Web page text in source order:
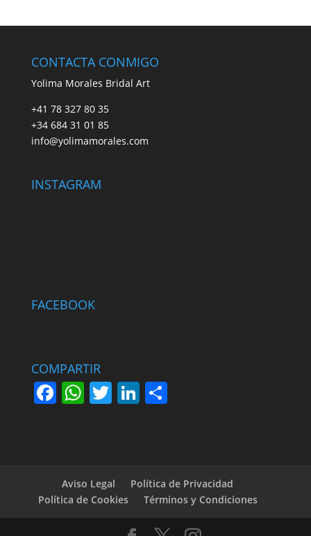
CONTACTA CONMIGO
Yolima Morales Bridal Art
+41 78 327 80 35
+34 684 31 01 85
info@yolimamorales.com
INSTAGRAM
FACEBOOK
COMPARTIR
F
b
o
W
A
p
T Li
dI
n
S
Aviso Legal
Política de Privacidad
Política de Cookies
Términos y Condiciones